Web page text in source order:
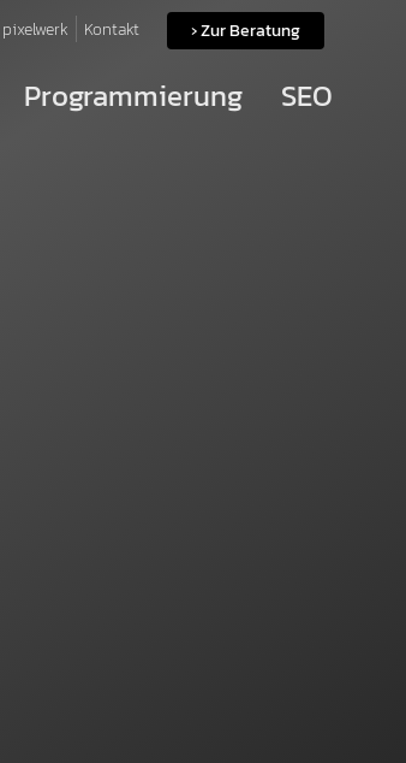
pixelwerk Kontakt
Programmierung SEO
› Zur Beratung